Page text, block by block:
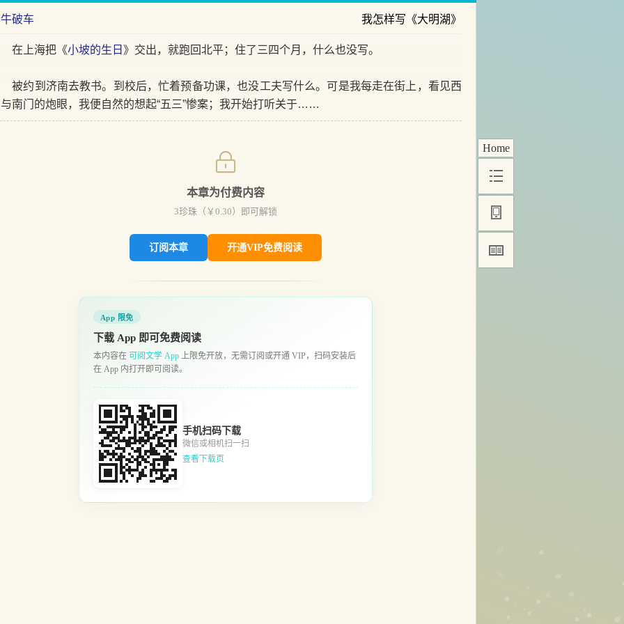
Home
破车 我怎样写《大明湖》
上海把《小坡的生日 》交出，就跑回北平；住了三四个月，什么也没写。
到济南去教书。到校后，忙着预备功课，也没工夫写什么。可是我每走在街上，看见西
南门的炮眼，我便自然的想起“五三”惨案；我开始打听关于……
本章为付费内容
3珍珠（￥ 0.30）即可解锁
订阅本章 开通VIP免费阅读
App 限免
下载 App 即可免费阅读
本内容在 可阅文学 App 上限免开放，无需订阅或开通 VIP，扫码安装后
在 App 内打开即可阅读。
手机扫码下载
微信或相机扫一扫
查看下载页